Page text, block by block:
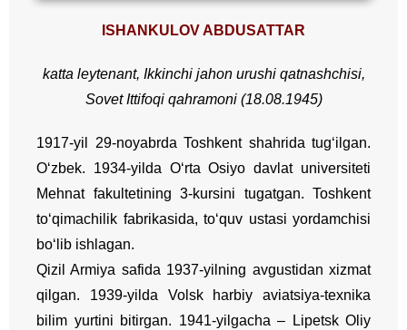
ISHANKULOV ABDUSATTAR
katta leytenant, Ikkinchi jahon urushi qatnashchisi,
Sovet Ittifoqi qahramoni (18.08.1945)
1917-yil 29-noyabrda Toshkent shahrida tug‘ilgan.
O‘zbek. 1934-yilda O‘rta Osiyo davlat universiteti
Mehnat fakultetining 3-kursini tugatgan. Toshkent
to‘qimachilik fabrikasida, to‘quv ustasi yordamchisi
bo‘lib ishlagan.
Qizil Armiya safida 1937-yilning avgustidan xizmat
qilgan. 1939-yilda Volsk harbiy aviatsiya-texnika
bilim yurtini bitirgan. 1941-yilgacha – Lipetsk Oliy